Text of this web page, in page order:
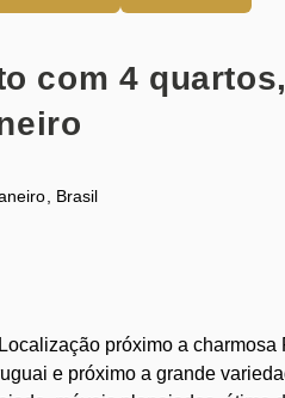
com 4
Brasil
próximo a charmosa
e próximo a grande